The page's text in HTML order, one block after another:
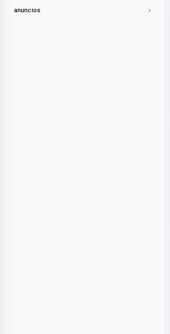
anuncios